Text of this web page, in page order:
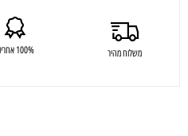
משלוח מהיר 100% אחריות